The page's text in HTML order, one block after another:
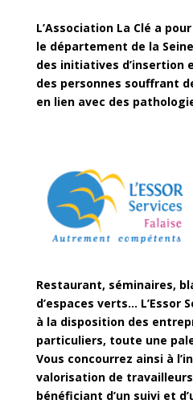
L’Association La Clé a
le département de la
des initiatives d’insertion
des personnes souffrant
en lien avec des
Restaurant, séminaires,
d’espaces verts… L’Essor
à la disposition des
particuliers, toute une
Vous concourrez ainsi à
valorisation de
bénéficiant d’un suivi et